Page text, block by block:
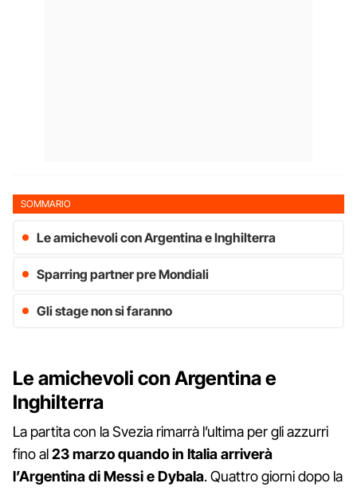
SOMMARIO
Le amichevoli con Argentina e Inghilterra
Sparring partner pre Mondiali
Gli stage non si faranno
Le amichevoli con Argentina e
Inghilterra
La partita con la Svezia rimarrà l’ultima per gli azzurri
fino al23 marzo quando in Italia arriverà
l’Argentina di Messi e Dybala. Quattro giorni dopo la